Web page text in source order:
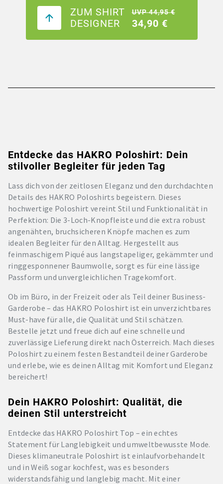
ZUM SHIRT
DESIGNER
UVP 44,95 €
34,90 €
Entdecke das HAKRO Poloshirt: Dein
stilvoller Begleiter für jeden Tag
Lass dich von der zeitlosen Eleganz und den durchdachten
Details des HAKRO Poloshirts begeistern. Dieses
hochwertige Poloshirt vereint Stil und Funktionalität in
Perfektion: Die 3-Loch-Knopfleiste und die extra robust
angenähten, bruchsicheren Knöpfe machen es zum
idealen Begleiter für den Alltag. Hergestellt aus
feinmaschigem Piqué aus langstapeliger, gekämmter und
ringgesponnener Baumwolle, sorgt es für eine lässige
Passform und unvergleichlichen Tragekomfort.
Ob im Büro, in der Freizeit oder als Teil deiner Business-
Garderobe – das HAKRO Poloshirt ist ein unverzichtbares
Must-have für alle, die Qualität und Stil schätzen.
Bestelle jetzt und freue dich auf eine schnelle und
zuverlässige Lieferung direkt nach Österreich. Mach dieses
Poloshirt zu einem festen Bestandteil deiner Garderobe
und erlebe, wie es deinen Alltag mit Komfort und Eleganz
bereichert!
Dein HAKRO Poloshirt: Qualität, die
deinen Stil unterstreicht
Entdecke das HAKRO Poloshirt Top – ein echtes
Statement für Langlebigkeit und umweltbewusste Mode.
Dieses klimaneutrale Poloshirt ist einlaufvorbehandelt
und in Weiß sogar kochfest, was es besonders
widerstandsfähig und langlebig macht. Mit einer